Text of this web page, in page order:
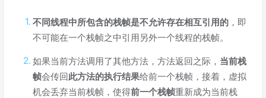
不同线程中所包含的栈帧是不允许存在相互引用的 ，即
不可能在一个栈帧之中引用另外一个线程的栈帧。
如果当前方法调用了其他方法，方法返回之际， 当前栈
帧会传回此方法的执行结果给前一个栈帧，接着，虚拟
机会丢弃当前栈帧，使得前一个栈帧重新成为当前栈